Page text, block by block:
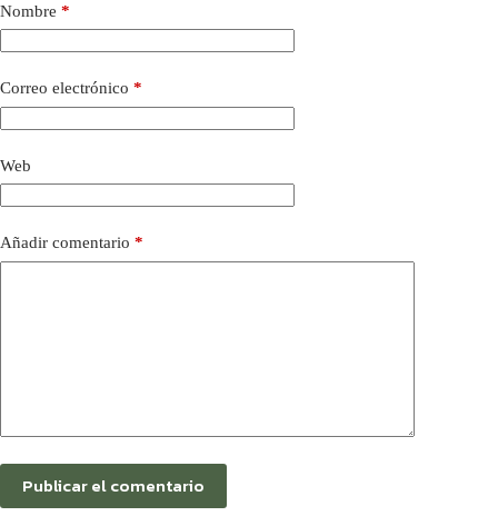
Nombre *
Correo electrónico *
Web
Añadir comentario *
Publicar el comentario